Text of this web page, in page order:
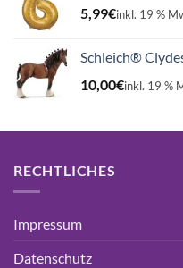
5,99€inkl. 19 %
Schleich®
10,00€inkl. 19 %
RECHTLICHES
Impressum
Datenschutz